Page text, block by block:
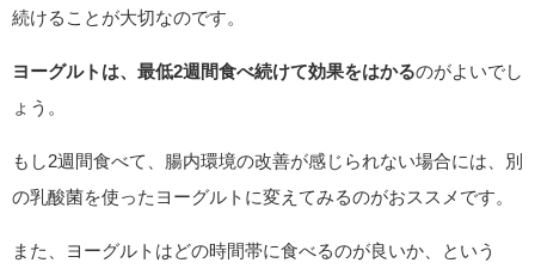
続けることが大切なのです。
ヨーグルトは、最低2週間食べ続けて効果をはかるのがよいでし
ょう。
もし2週間食べて、腸内環境の改善が感じられない場合には、別
の乳酸菌を使ったヨーグルトに変えてみるのがおススメです。
また、ヨーグルトはどの時間帯に食べるのが良いか、という